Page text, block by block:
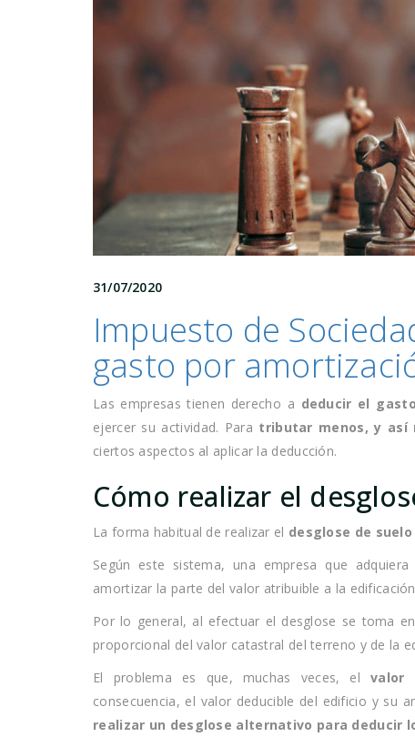
31/07/2020
Impuesto de
gasto por
Las empresas tienen derecho a deducir el
ejercer su actividad. Para tributar menos, y así
ciertos aspectos al aplicar la deducción.
Cómo realizar el
La forma habitual de realizar el desglose de
Según este sistema, una empresa que
amortizar la parte del valor atribuible a la
Por lo general, al efectuar el desglose se toma
proporcional del valor catastral del terreno y de la
El problema es que, muchas veces, elvalor
consecuencia, el valor deducible del edificio y su
realizar un desglose alternativo para deducir